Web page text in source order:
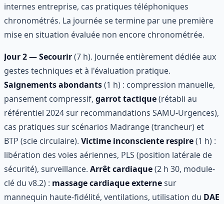
internes entreprise, cas pratiques téléphoniques
chronométrés. La journée se termine par une première
mise en situation évaluée non encore chronométrée.
Jour 2 — Secourir(7 h). Journée entièrement dédiée aux
gestes techniques et à l'évaluation pratique.
Saignements abondants(1 h) : compression manuelle,
pansement compressif, garrot tactique(rétabli au
référentiel 2024 sur recommandations SAMU-Urgences),
cas pratiques sur scénarios Madrange (trancheur) et
BTP (scie circulaire). Victime inconsciente respire(1 h) :
libération des voies aériennes, PLS (position latérale de
sécurité), surveillance. Arrêt cardiaque(2 h 30, module-
clé du v8.2) : massage cardiaque externesur
mannequin haute-fidélité, ventilations, utilisation du DAE